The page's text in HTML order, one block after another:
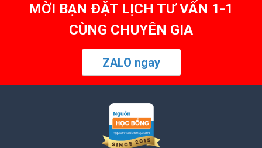
MỜI BẠN ĐẶT LỊCH TƯ VẤN 1-1
CÙNG CHUYÊN GIA
ZALO ngay